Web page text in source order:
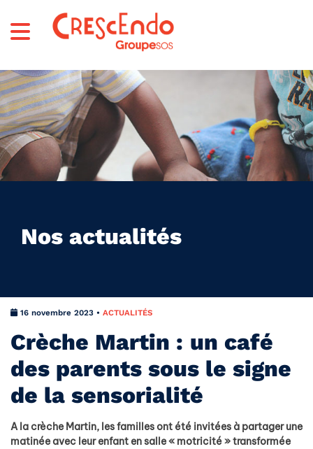
Nos actualités
16 novembre 2023 • ACTUALITÉS
Crèche Martin : un café
des parents sous le signe
de la sensorialité
A la crèche Martin, les familles ont été invitées à partager une
matinée avec leur enfant en salle « motricité » transformée